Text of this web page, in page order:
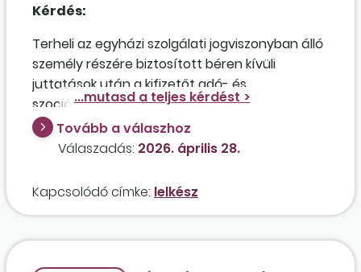
Kérdés:
Terheli az egyházi szolgálati jogviszonyban álló
személy részére biztosított béren kívüli
juttatások után a kifizetőt adó- és
szociálishozzájárulásiadó-fizetési
kötelezettség?
Tovább a válaszhoz
Válaszadás: 2026. április 28.
Kapcsolódó címke: lelkész